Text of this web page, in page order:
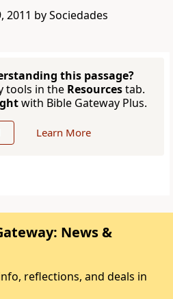
by Sociedades
this passage?
tools in the Resourcestab.
with Bible Gateway Plus.
Learn More
News &
reflections, and deals in